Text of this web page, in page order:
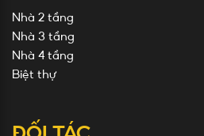
Nhà 2 tầng
Nhà 3 tầng
Nhà 4 tầng
Biệt thự